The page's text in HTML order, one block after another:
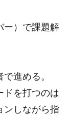
ー）で課題解
進める。
ドを打つのは
ンしながら指